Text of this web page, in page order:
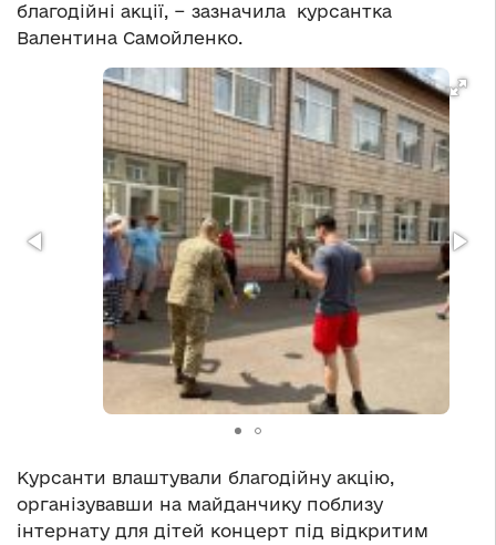
благодійні акції, − зазначила курсантка
Валентина Самойленко.
Курсанти влаштували благодійну акцію,
організувавши на майданчику поблизу
інтернату для дітей концерт під відкритим